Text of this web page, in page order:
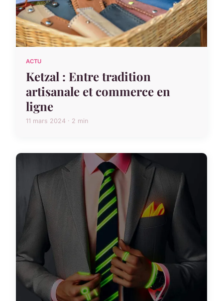
ACTU
Ketzal : Entre tradition
artisanale et commerce en
ligne
11 mars 2024 · 2 min